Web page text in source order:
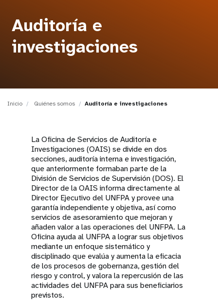
Auditoría e
investigaciones
Inicio Quiénes somos Auditoría e investigaciones
La Oficina de Servicios de Auditoría e
Investigaciones (OAIS) se divide en dos
secciones, auditoría interna e investigación,
que anteriormente formaban parte de la
División de Servicios de Supervisión (DOS). El
Director de la OAIS informa directamente al
Director Ejecutivo del UNFPA y provee una
garantía independiente y objetiva, así como
servicios de asesoramiento que mejoran y
añaden valor a las operaciones del UNFPA. La
Oficina ayuda al UNFPA a lograr sus objetivos
mediante un enfoque sistemático y
disciplinado que evalúa y aumenta la eficacia
de los procesos de gobernanza, gestión del
riesgo y control, y valora la repercusión de las
actividades del UNFPA para sus beneficiarios
previstos.